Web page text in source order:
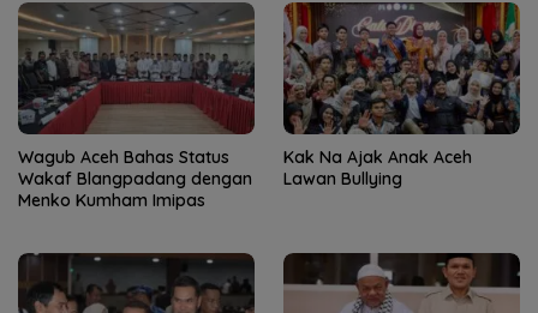
Wagub Aceh Bahas Status
Wakaf Blangpadang dengan
Menko Kumham Imipas
Kak Na Ajak Anak Aceh
Lawan Bullying